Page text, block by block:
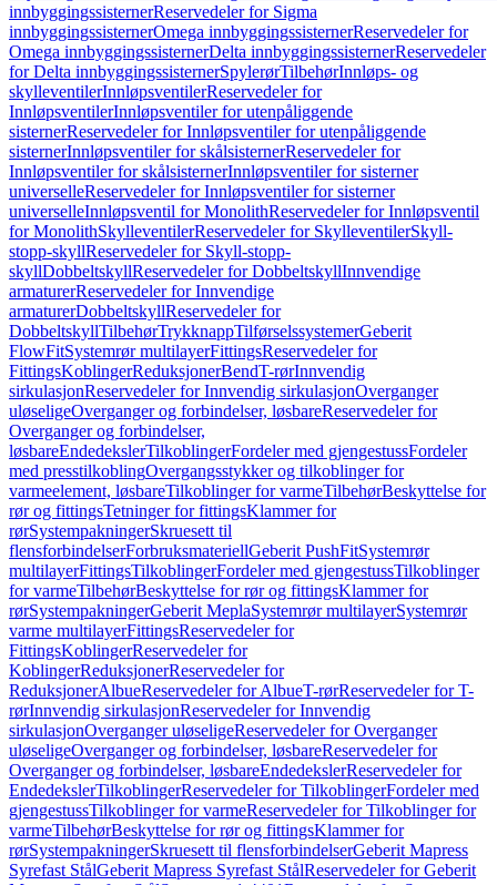
innbyggingssisternerReservedeler for Sigma
innbyggingssisternerOmega innbyggingssisternerReservedeler for
Omega innbyggingssisternerDelta innbyggingssisternerReservedeler
for Delta innbyggingssisternerSpylerørTilbehørInnløps- og
skylleventilerInnløpsventilerReservedeler for
InnløpsventilerInnløpsventiler for utenpåliggende
sisternerReservedeler for Innløpsventiler for utenpåliggende
sisternerInnløpsventiler for skålsisternerReservedeler for
Innløpsventiler for skålsisternerInnløpsventiler for sisterner
universelleReservedeler for Innløpsventiler for sisterner
universelleInnløpsventil for MonolithReservedeler for Innløpsventil
for MonolithSkylleventilerReservedeler for SkylleventilerSkyll-
stopp-skyllReservedeler for Skyll-stopp-
skyllDobbeltskyllReservedeler for DobbeltskyllInnvendige
armaturerReservedeler for Innvendige
armaturerDobbeltskyllReservedeler for
DobbeltskyllTilbehørTrykknappTilførselssystemerGeberit
FlowFitSystemrør multilayerFittingsReservedeler for
FittingsKoblingerReduksjonerBendT-rørInnvendig
sirkulasjonReservedeler for Innvendig sirkulasjonOverganger
uløseligeOverganger og forbindelser, løsbareReservedeler for
Overganger og forbindelser,
løsbareEndedekslerTilkoblingerFordeler med gjengestussFordeler
med presstilkoblingOvergangsstykker og tilkoblinger for
varmeelement, løsbareTilkoblinger for varmeTilbehørBeskyttelse for
rør og fittingsTetninger for fittingsKlammer for
rørSystempakningerSkruesett til
flensforbindelserForbruksmateriellGeberit PushFitSystemrør
multilayerFittingsTilkoblingerFordeler med gjengestussTilkoblinger
for varmeTilbehørBeskyttelse for rør og fittingsKlammer for
rørSystempakningerGeberit MeplaSystemrør multilayerSystemrør
varme multilayerFittingsReservedeler for
FittingsKoblingerReservedeler for
KoblingerReduksjonerReservedeler for
ReduksjonerAlbueReservedeler for AlbueT-rørReservedeler for T-
rørInnvendig sirkulasjonReservedeler for Innvendig
sirkulasjonOverganger uløseligeReservedeler for Overganger
uløseligeOverganger og forbindelser, løsbareReservedeler for
Overganger og forbindelser, løsbareEndedekslerReservedeler for
EndedekslerTilkoblingerReservedeler for TilkoblingerFordeler med
gjengestussTilkoblinger for varmeReservedeler for Tilkoblinger for
varmeTilbehørBeskyttelse for rør og fittingsKlammer for
rørSystempakningerSkruesett til flensforbindelserGeberit Mapress
Syrefast StålGeberit Mapress Syrefast StålReservedeler for Geberit